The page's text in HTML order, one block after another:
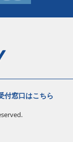
付窓口はこちら